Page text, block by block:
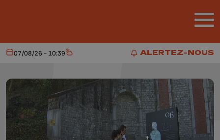
ALERTEZ-NOUS
ALERTEZ-NOUS
Aujourd'hui
07/08/26 - 10:39 Météo